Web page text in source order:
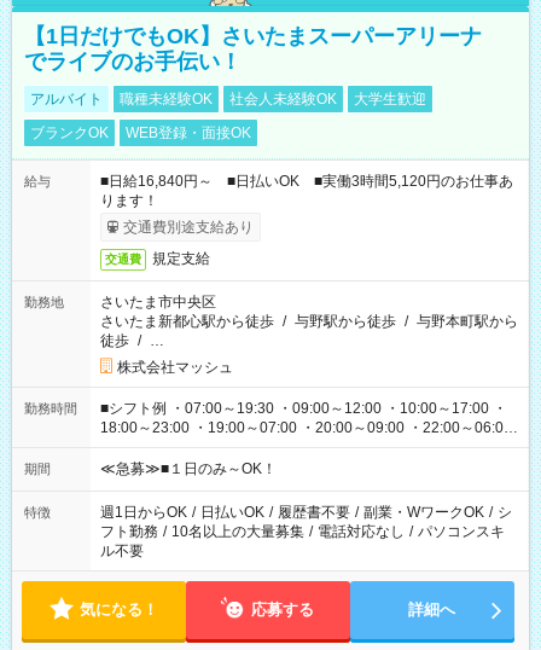
【1日だけでもOK】さいたまスーパーアリーナ
でライブのお手伝い！
アルバイト 職種未経験OK 社会人未経験OK
大学生歓迎
ブランクOK
WEB登録・面接OK
給与
■日給16,840円～ ■日払いOK ■実働3時間5,120円のお仕事あ
ります！
交通費別途支給あり
交通費 規定支給
勤務地
さいたま市中央区
さいたま新都心駅から徒歩 / 与野駅から徒歩 / 与野本町駅から
徒歩 / …
株式会社マッシュ
勤務時間
■シフト例 ・07:00～19:30 ・09:00～12:00 ・10:00～17:00 ・
18:00～23:00 ・19:00～07:00 ・20:00～09:00 ・22:00～06:00
etc ★最短で3時間で5,120円のお仕事から 15時間で2万円近く稼
げるお仕事も！ ご希望のお時間に合わせてご紹介！ ※シフトは
ください！
期間 ≪急募≫■１日のみ～OK！
特徴 週1日からOK / 日払いOK / 履歴書不要 / 副業・WワークOK / シ
フト勤務 / 10名以上の大量募集 / 電話対応なし / パソコンスキ
ル不要
気になる！ 応募する 詳細へ